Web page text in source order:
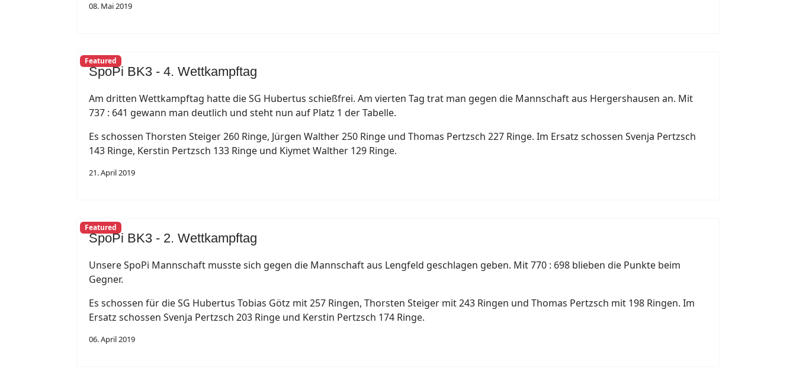
08. Mai 2019
Featured
SpoPi BK3 - 4. Wettkampftag
Am dritten Wettkampftag hatte die SG Hubertus schießfrei. Am vierten Tag trat man gegen die Mannschaft aus Hergershausen an. Mit
737 : 641 gewann man deutlich und steht nun auf Platz 1 der Tabelle.
Es schossen Thorsten Steiger 260 Ringe, Jürgen Walther 250 Ringe und Thomas Pertzsch 227 Ringe. Im Ersatz schossen Svenja Pertzsch
143 Ringe, Kerstin Pertzsch 133 Ringe und Kiymet Walther 129 Ringe.
21. April 2019
Featured
SpoPi BK3 - 2. Wettkampftag
Unsere SpoPi Mannschaft musste sich gegen die Mannschaft aus Lengfeld geschlagen geben. Mit 770 : 698 blieben die Punkte beim
Gegner.
Es schossen für die SG Hubertus Tobias Götz mit 257 Ringen, Thorsten Steiger mit 243 Ringen und Thomas Pertzsch mit 198 Ringen. Im
Ersatz schossen Svenja Pertzsch 203 Ringe und Kerstin Pertzsch 174 Ringe.
06. April 2019